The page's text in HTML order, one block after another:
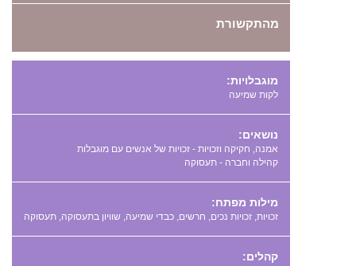
מהתקשורת
מוגבלויות:
לקות שמיעה
נושאים:
אמנה, חקיקה וזכויות - זכויות של אנשים עם מוגבלות
קהילה וחברה - תעסוקה
מילות מפתח:
קהלים: